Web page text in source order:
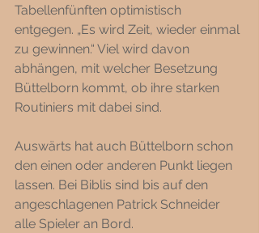
Tabellenfünften optimistisch
entgegen. „Es wird Zeit, wieder einmal
zu gewinnen.“ Viel wird davon
abhängen, mit welcher Besetzung
Büttelborn kommt, ob ihre starken
Routiniers mit dabei sind.
Auswärts hat auch Büttelborn schon
den einen oder anderen Punkt liegen
lassen. Bei Biblis sind bis auf den
angeschlagenen Patrick Schneider
alle Spieler an Bord.